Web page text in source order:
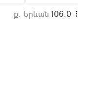
ք. Երևան 106.0